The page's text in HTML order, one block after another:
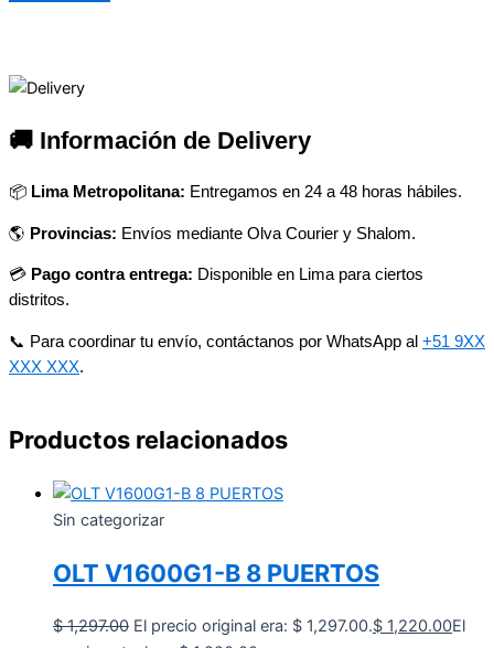
🚚 Información de Delivery
📦 Lima Metropolitana: Entregamos en 24 a 48 horas hábiles.
🌎 Provincias: Envíos mediante Olva Courier y Shalom.
💳 Pago contra entrega: Disponible en Lima para ciertos
distritos.
📞 Para coordinar tu envío, contáctanos por WhatsApp al +51 9XX
XXX XXX.
Productos relacionados
Sin categorizar
OLT V1600G1-B 8 PUERTOS
$1,297.00 El precio original era: $ 1,297.00.$ 1,220.00El